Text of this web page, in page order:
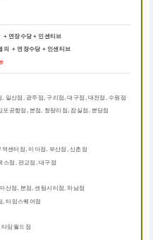
+ 연장수당 + 인센티브
의 + 연장수당 + 인센티브
일산점, 광주점, 구리점, 대구점, 대전점, 수원점
공항점, 본점, 청량리점, 잠실점, 분당점
센터점, 미아점, 부산점, 신촌점
스점, 판교점, 대구점
산점, 본점, 센텀시티점, 하남점
, 타임스퀘어점
임월드점